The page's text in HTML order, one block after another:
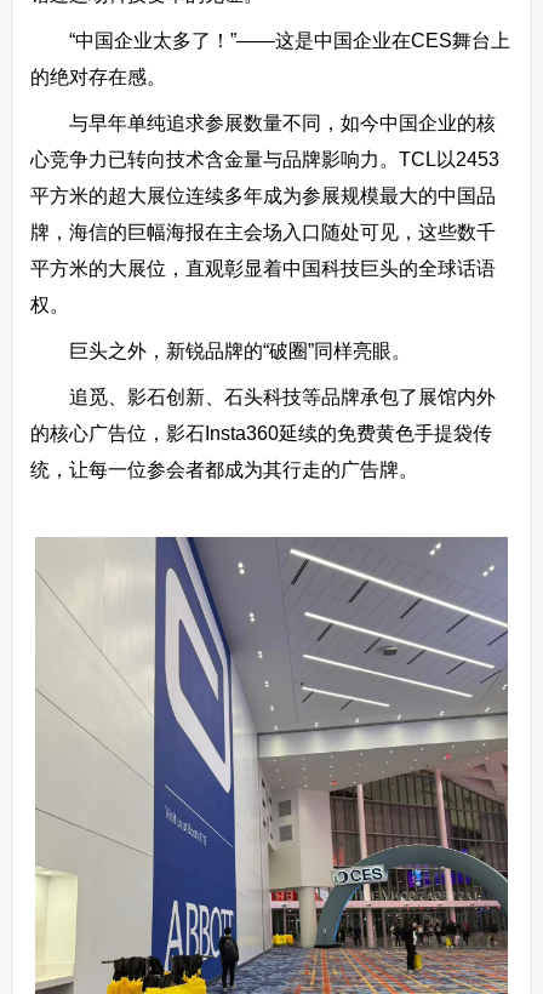
“中国企业太多了！”——这是中国企业在CES舞台上
的绝对存在感。
与早年单纯追求参展数量不同，如今中国企业的核
心竞争力已转向技术含金量与品牌影响力。TCL以2453
平方米的超大展位连续多年成为参展规模最大的中国品
牌，海信的巨幅海报在主会场入口随处可见，这些数千
平方米的大展位，直观彰显着中国科技巨头的全球话语
权。
巨头之外，新锐品牌的“破圈”同样亮眼。
追觅、影石创新、石头科技等品牌承包了展馆内外
的核心广告位，影石Insta360延续的免费黄色手提袋传
统，让每一位参会者都成为其行走的广告牌。